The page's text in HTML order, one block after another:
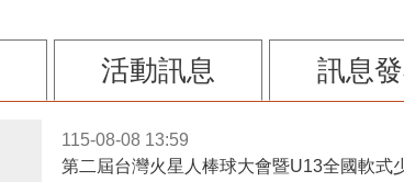
活動訊息 訊息
115-08-08 13:59
第二屆台灣火星人棒球大會暨U13全國軟式